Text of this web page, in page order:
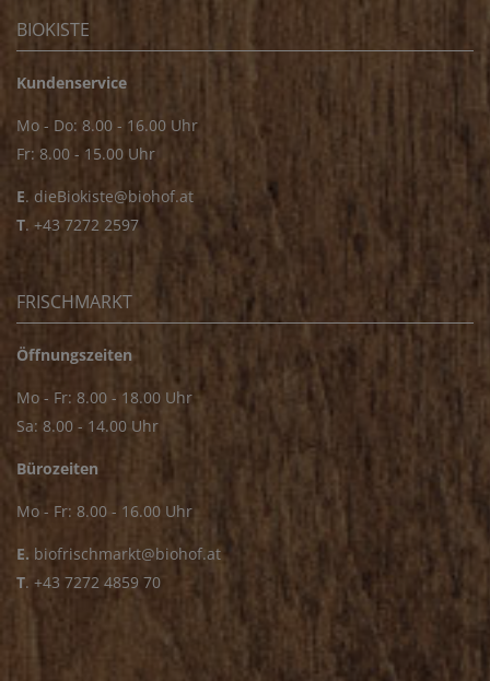
BIOKISTE
Kundenservice
Mo - Do: 8.00 - 16.00 Uhr
Fr: 8.00 - 15.00 Uhr
E. dieBiokiste@biohof.at
T. +43 7272 2597
FRISCHMARKT
Öffnungszeiten
Mo - Fr: 8.00 - 18.00 Uhr
Sa: 8.00 - 14.00 Uhr
Bürozeiten
Mo - Fr: 8.00 - 16.00 Uhr
E. biofrischmarkt@biohof.at
T. +43 7272 4859 70